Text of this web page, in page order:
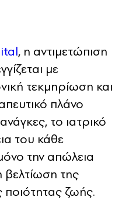
, η αντιμετώπιση
με
τεκμηρίωση και
πλάνο
το ιατρικό
του κάθε
την απώλεια
της
ποιότητας ζωής.